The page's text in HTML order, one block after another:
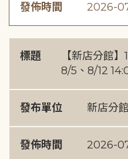
發佈時間 2026-
標題
【新店分館
8/5、8/12
發布單位 新店分館
發佈時間 2026-